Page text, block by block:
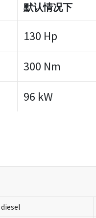
默认情况下
130 Hp
300 Nm
96 kW
diesel